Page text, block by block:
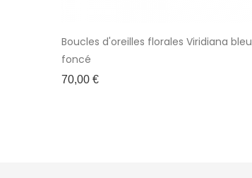
Boucles d'oreilles florales Viridiana bleu
foncé
Prix
70,00 €